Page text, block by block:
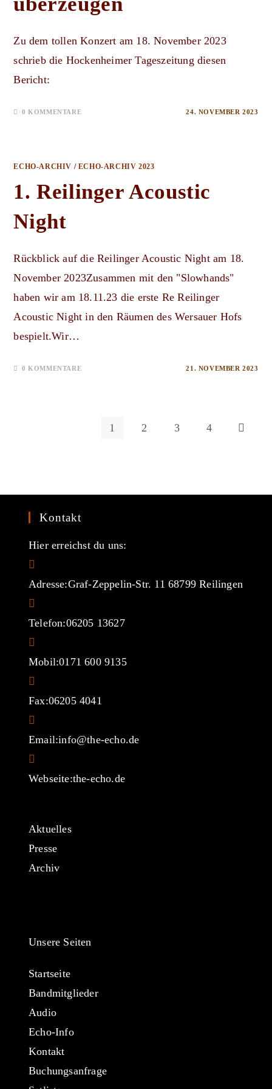
Zu dem tollen Konzert am 18. November 2023
schrieb die Hockenheimer Tageszeitung diesen
Bericht:
0 KOMMENTARE 24. NOVEMBER 2023
ECHO-ARCHIV / ECHO-ARCHIV 2023
1. Reilinger Acoustic
Night
Rückblick auf die Reilinger Acoustic Night am 18.
November 2023Zusammen mit den "Slowhands"
haben wir am 18.11.23 die erste Re Reilinger
Acoustic Night in den Räumen des Wersauer Hofs
bespielt.Wir…
0 KOMMENTARE 21. NOVEMBER 2023
1 2 3 4
Kontakt
Hier erreichst du uns:
Adresse:Graf-Zeppelin-Str. 11 68799 Reilingen
Telefon:06205 13627
Mobil:0171 600 9135
Fax:06205 4041
Email:info@the-echo.de
Webseite:the-echo.de
Aktuelles
Presse
Archiv
Unsere Seiten
Startseite
Bandmitglieder
Audio
Echo-Info
Kontakt
Buchungsanfrage